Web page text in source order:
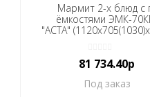
Мармит 2-х блюд с
ёмкостями ЭМК-
"АСТА"
81 734.40р
Под заказ